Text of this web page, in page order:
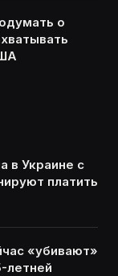
о
в Украине с
платить
«убивают»
летней